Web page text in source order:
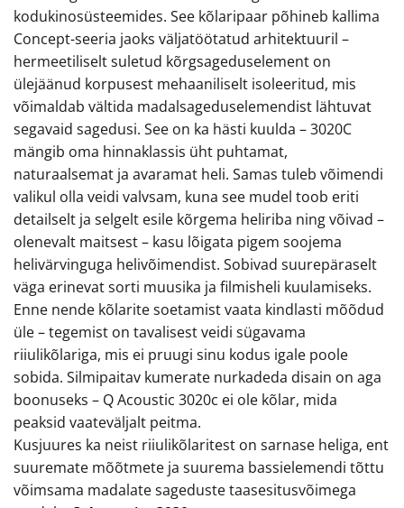
kodukinosüsteemides. See kõlaripaar põhineb kallima
Concept-seeria jaoks väljatöötatud arhitektuuril –
hermeetiliselt suletud kõrgsageduselement on
ülejäänud korpusest mehaaniliselt isoleeritud, mis
võimaldab vältida madalsageduselemendist lähtuvat
segavaid sagedusi. See on ka hästi kuulda – 3020C
mängib oma hinnaklassis üht puhtamat,
naturaalsemat ja avaramat heli. Samas tuleb võimendi
valikul olla veidi valvsam, kuna see mudel toob eriti
detailselt ja selgelt esile kõrgema heliriba ning võivad –
olenevalt maitsest – kasu lõigata pigem soojema
helivärvinguga helivõimendist. Sobivad suurepäraselt
väga erinevat sorti muusika ja filmisheli kuulamiseks.
Enne nende kõlarite soetamist vaata kindlasti mõõdud
üle – tegemist on tavalisest veidi sügavama
riiulikõlariga, mis ei pruugi sinu kodus igale poole
sobida. Silmipaitav kumerate nurkadeda disain on aga
boonuseks – Q Acoustic 3020c ei ole kõlar, mida
peaksid vaateväljalt peitma.
Kusjuures ka neist riiulikõlaritest on sarnase heliga, ent
suuremate mõõtmete ja suurema bassielemendi tõttu
võimsama madalate sageduste taasesitusvõimega